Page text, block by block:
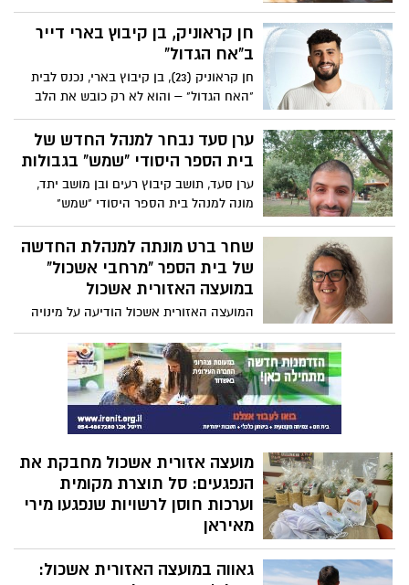
הטייסת הראשונה בת אשכול
חן קראוניק, בן קיבוץ בארי דייר
ב"אח הגדול"
חן קראוניק (23), בן קיבוץ בארי, נכנס לבית
"האח הגדול" – והוא לא רק כובש את הלב
של הצופים, אלא גם מביא איתו את רוח
העוטף, הערכים, השורשים והעומק.
ערן סעד נבחר למנהל החדש של
בית הספר היסודי "שמש" בגבולות
ערן סעד, תושב קיבוץ רעים ובן מושב יתד,
מונה למנהל בית הספר היסודי "שמש"
בגבולות. סעד, שנולד וגדל באזור, מביא עמו
רוח ערכית, מקצועית וקהילתית עמוקה –
שניכרת בכל תחנות חייו החינוכיות.
שחר ברט מונתה למנהלת החדשה
של בית הספר "מרחבי אשכול"
במועצה האזורית אשכול
המועצה האזורית אשכול הודיעה על מינויה
של שחר ברט לתפקיד מנהלת בית הספר
היסודי "מרחבי אשכול". ברט, תושבת קיבוץ
דורות, מביאה עמה ניסיון חינוכי עשיר והיכרות
מעמיקה עם מערכת החינוך האזורית
מועצה אזורית אשכול מחבקת את
הנפגעים: סל תוצרת מקומית
וערכות חוסן לרשויות שנפגעו מירי
מאיראן
מועצה אזורית אשכול שעמדה במוקד טבח
השבעה באוקטובר, שלחה הבוקר סל תוצרת
גאווה במועצה האזורית אשכול: